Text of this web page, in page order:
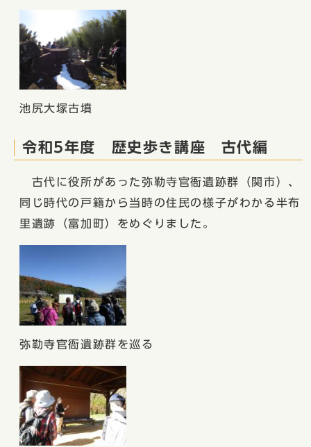
池尻大塚古墳
令和5年度 歴史歩き講座 古代編
古代に役所があった弥勒寺官衙遺跡群（関市）、
同じ時代の戸籍から当時の住民の様子がわかる半布
里遺跡（富加町）をめぐりました。
弥勒寺官衙遺跡群を巡る